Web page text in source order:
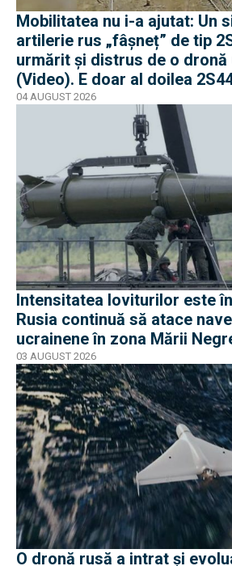
Mobilitatea nu i-a ajutat: Un
artilerie rus „fâșneț” de tip
urmărit și distrus de o dronă
(Video). E doar al doilea
război
04 AUGUST 2026
Intensitatea loviturilor este
Rusia continuă să atace
ucrainene în zona Mării
03 AUGUST 2026
O dronă rusă a intrat și